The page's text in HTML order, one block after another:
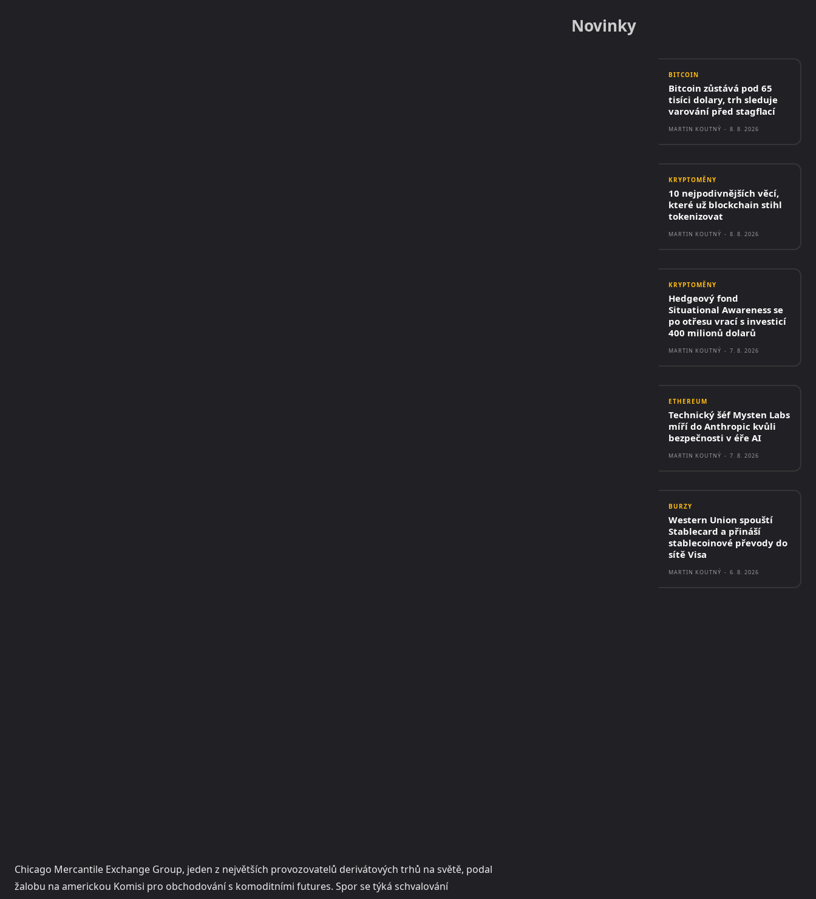
Chicago Mercantile Exchange Group, jeden z největších provozovatelů derivátových trhů na světě, podal
žalobu na americkou Komisi pro obchodování s komoditními futures. Spor se týká schvalování
Novinky
BITCOIN
Bitcoin zůstává pod 65
tisíci dolary, trh sleduje
varování před stagflací
MARTIN KOUTNÝ - 8. 8. 2026
KRYPTOMĚNY
10 nejpodivnějších věcí,
které už blockchain stihl
tokenizovat
MARTIN KOUTNÝ - 8. 8. 2026
KRYPTOMĚNY
Hedgeový fond
Situational Awareness se
po otřesu vrací s investicí
400 milionů dolarů
MARTIN KOUTNÝ - 7. 8. 2026
ETHEREUM
Technický šéf Mysten Labs
míří do Anthropic kvůli
bezpečnosti v éře AI
MARTIN KOUTNÝ - 7. 8. 2026
BURZY
Western Union spouští
Stablecard a přináší
stablecoinové převody do
sítě Visa
MARTIN KOUTNÝ - 6. 8. 2026